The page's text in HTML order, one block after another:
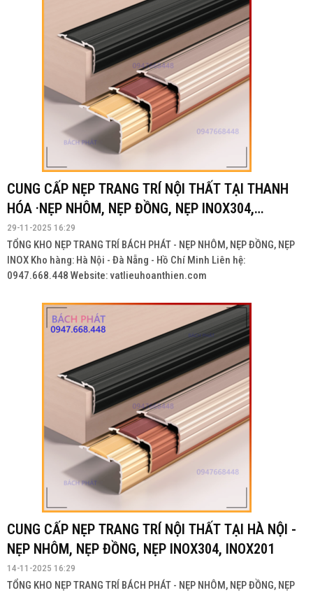
CUNG CẤP NẸP TRANG TRÍ NỘI THẤT TẠI THANH
HÓA ·NẸP NHÔM, NẸP ĐỒNG, NẸP INOX304,
INOX201
29-11-2025 16:29
TỔNG KHO NẸP TRANG TRÍ BÁCH PHÁT - NẸP NHÔM, NẸP ĐỒNG, NẸP
INOX Kho hàng: Hà Nội - Đà Nẵng - Hồ Chí Minh Liên hệ:
0947.668.448 Website: vatlieuhoanthien.com
CUNG CẤP NẸP TRANG TRÍ NỘI THẤT TẠI HÀ NỘI -
NẸP NHÔM, NẸP ĐỒNG, NẸP INOX304, INOX201
14-11-2025 16:29
TỔNG KHO NẸP TRANG TRÍ BÁCH PHÁT - NẸP NHÔM, NẸP ĐỒNG, NẸP